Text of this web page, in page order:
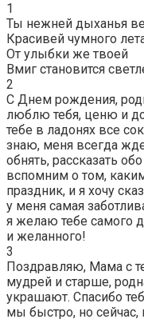
1
Ты нежней дыханья
Красивей чумного
От улыбки же твоей
Вмиг становится
2
С Днем рождения,
люблю тебя, ценю и
тебе в ладонях все
знаю, меня всегда
обнять, рассказать
вспомним о том,
праздник, и я хочу
у меня самая
я желаю тебе самого
и желанного!
3
Поздравляю, Мама с
мудрей и старше,
украшают. Спасибо
мы быстро, но сейчас,